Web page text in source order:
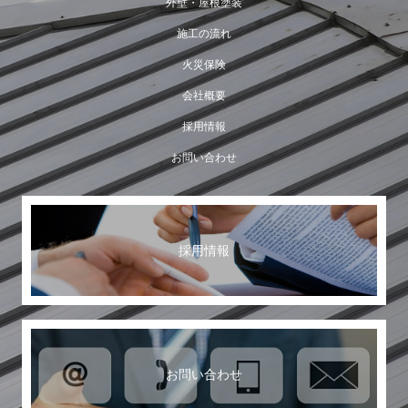
外壁・屋根塗装
施工の流れ
火災保険
会社概要
採用情報
お問い合わせ
採用情報
お問い合わせ